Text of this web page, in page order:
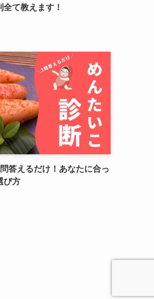
て教えます！
答えるだけ！あなたに合っ
び方